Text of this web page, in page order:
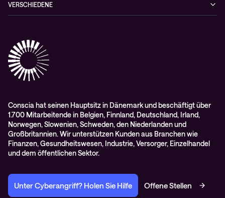
Cisco Webex
VERSCHIEDENE
RMA-Antrag
AGB
Conscia hat seinen Hauptsitz in Dänemark und beschäftigt über
1.700 Mitarbeitende in Belgien, Finnland, Deutschland, Irland,
Norwegen, Slowenien, Schweden, den Niederlanden und
Großbritannien. Wir unterstützen Kunden aus Branchen wie
Finanzen, Gesundheitswesen, Industrie, Versorger, Einzelhandel
und dem öffentlichen Sektor.
Unter Cyberangriff? Holen Sie Hilfe Offene Stellen